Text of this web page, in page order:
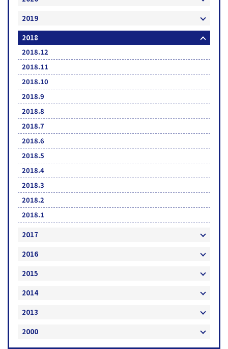
2019
2018
2018.12
2018.11
2018.10
2018.9
2018.8
2018.7
2018.6
2018.5
2018.4
2018.3
2018.2
2018.1
2017
2016
2015
2014
2013
2000